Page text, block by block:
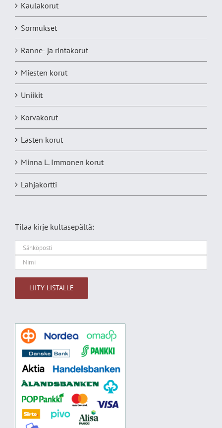
Kaulakorut
Sormukset
Ranne- ja rintakorut
Miesten korut
Uniikit
Korvakorut
Lasten korut
Minna L. Immonen korut
Lahjakortti
Tilaa kirje kultasepältä: